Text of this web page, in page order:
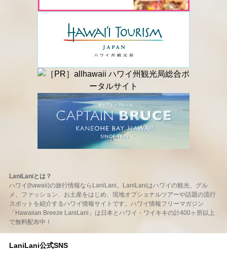
LaniLaniとは？
ハワイ(hawaii)の旅行情報ならLaniLani。LaniLaniはハワイの観光、グル
メ、ファッション、お土産をはじめ、現地オプショナルツアーや話題の流行
スポットを紹介するハワイ情報サイトです。ハワイ情報フリーマガジン
「Hawaiian Breeze LaniLani」は日本とハワイ・ワイキキの計400ヶ所以上
で無料配布中！
LaniLani公式SNS